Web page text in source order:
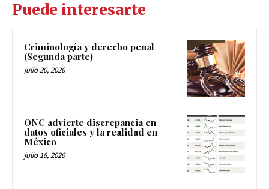
Puede interesarte
Criminología y derecho penal
(Segunda parte)
julio 20, 2026
ONC advierte discrepancia en
datos oficiales y la realidad en
México
julio 18, 2026